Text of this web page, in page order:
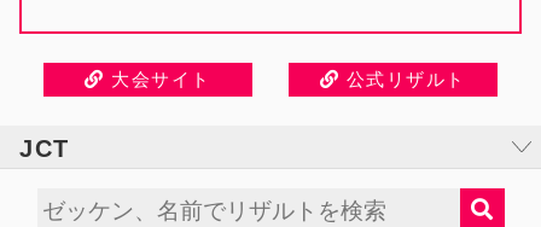
大会サイト 公式リザルト
JCT